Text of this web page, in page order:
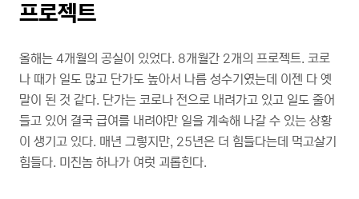
프로젝트
올해는 4개월의 공실이 있었다. 8개월간 2개의 프로젝트. 코로
나 때가 일도 많고 단가도 높아서 나름 성수기였는데 이젠 다 옛
말이 된 것 같다. 단가는 코로나 전으로 내려가고 있고 일도 줄어
들고 있어 결국 급여를 내려야만 일을 계속해 나갈 수 있는 상황
이 생기고 있다. 매년 그렇지만, 25년은 더 힘들다는데 먹고살기
힘들다. 미친놈 하나가 여럿 괴롭힌다.